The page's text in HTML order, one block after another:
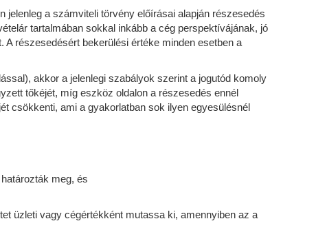
a számviteli törvény előírásai alapján részesedés
tartalmában sokkal inkább a cég perspektívájának, jó
részesedésért bekerülési értéke minden esetben a
akkor a jelenlegi szabályok szerint a jogutód komoly
tőkéjét, míg eszköz oldalon a részesedés ennél
csökkenti, ami a gyakorlatban sok ilyen egyesülésnél
meg, és
üzleti vagy cégértékként mutassa ki, amennyiben az a